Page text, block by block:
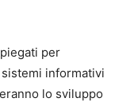
per
informativi
lo sviluppo